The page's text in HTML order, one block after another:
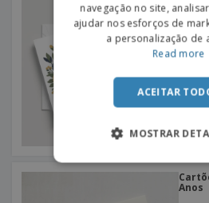
Anos
Anos
navegação no site,
ajudar nos esforços de
a personalização de
Read more
ACEITAR
MOSTRAR